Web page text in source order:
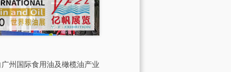
州国际食用油及橄榄油产业